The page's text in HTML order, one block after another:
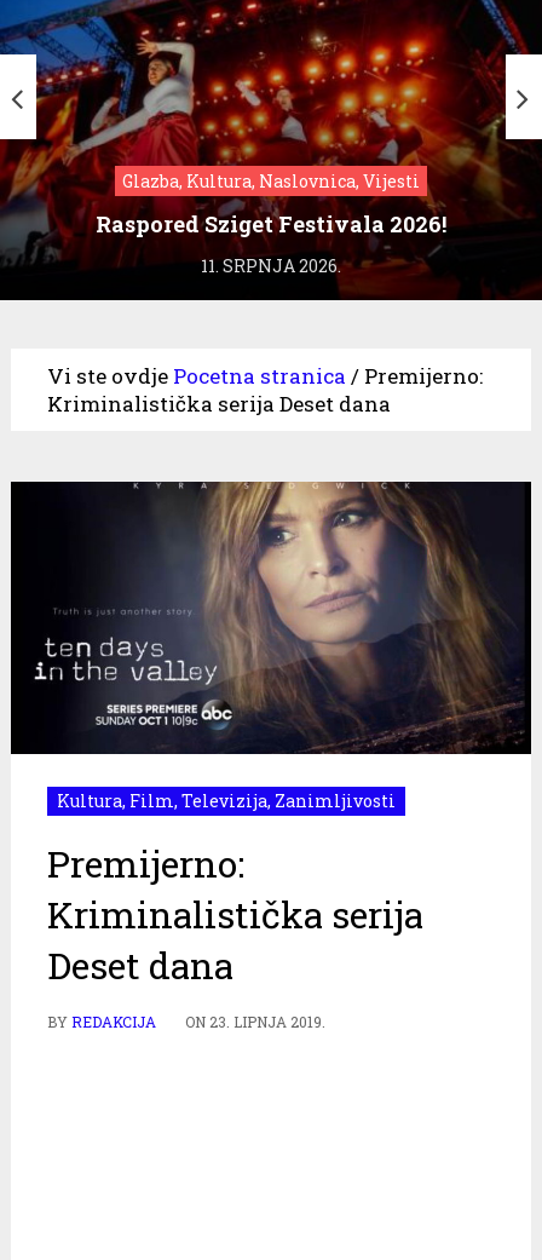
Glazba, Kultura, Naslovnica, Vijesti
Raspored Sziget Festivala 2026!
11. SRPNJA 2026.
Vi ste ovdje Pocetna stranica / Premijerno:
Kriminalistička serija Deset dana
Kultura, Film, Televizija, Zanimljivosti
Premijerno:
Kriminalistička serija
Deset dana
BYREDAKCIJA ON 23. LIPNJA 2019.